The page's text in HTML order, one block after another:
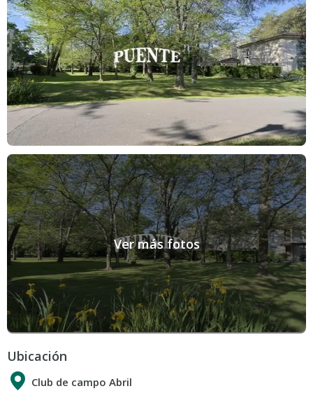
Ver más fotos
Ubicación
Club de campo Abril